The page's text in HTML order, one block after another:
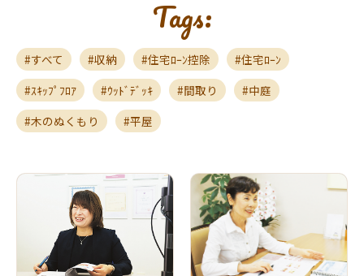
Tags:
すべて 収納 住宅ﾛｰﾝ控除
住宅ﾛｰﾝ
ｽｷｯﾌﾟﾌﾛｱ
ｳｯﾄﾞﾃﾞｯｷ 間取り
中庭
木のぬくもり
平屋